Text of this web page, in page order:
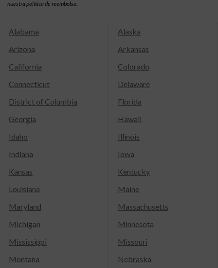
nuestra política de reembolso.
Alabama
Alaska
Arizona
Arkansas
California
Colorado
Connecticut
Delaware
District of Columbia
Florida
Georgia
Hawaii
Idaho
Illinois
Indiana
Iowa
Kansas
Kentucky
Louisiana
Maine
Maryland
Massachusetts
Michigan
Minnesota
Mississippi
Missouri
Montana
Nebraska